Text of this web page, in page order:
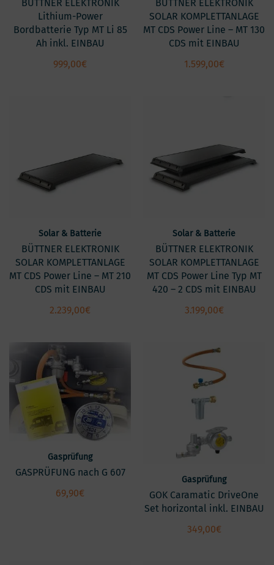
BÜTTNER ELEKTRONIK
Lithium-Power
Bordbatterie Typ MT Li 85
Ah inkl. EINBAU
999,00€
BÜTTNER ELEKTRONIK
SOLAR KOMPLETTANLAGE
MT CDS Power Line – MT 130
CDS mit EINBAU
1.599,00€
Solar & Batterie
BÜTTNER ELEKTRONIK
SOLAR KOMPLETTANLAGE
MT CDS Power Line – MT 210
CDS mit EINBAU
2.239,00€
Solar & Batterie
BÜTTNER ELEKTRONIK
SOLAR KOMPLETTANLAGE
MT CDS Power Line Typ MT
420 – 2 CDS mit EINBAU
3.199,00€
Gasprüfung
GASPRÜFUNG nach G 607
69,90€
Gasprüfung
GOK Caramatic DriveOne
Set horizontal inkl. EINBAU
349,00€